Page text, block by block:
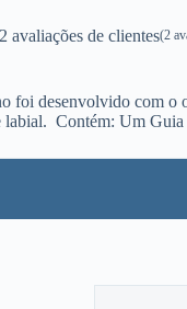
2 avaliações de clientes(2
foi desenvolvido com o
labial. Contém: Um